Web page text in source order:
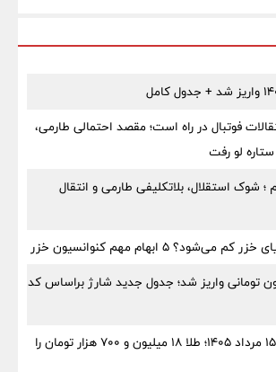
فوتبال در راه است؛ مقصد احتمالی طارمی،
شوک استقلال، بلاتکلیفی طارمی و انتقال
۵ ابهام مهم کنوانسیون خزر
تومانی واریز شد؛ جدول جدید شارژ براساس کد
قیمت طلا امروز ۱۵ مرداد ۱۴۰۵؛ طلا ۱۸ میلیون و ۷۰۰ هزار تومان را